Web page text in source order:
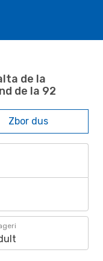
de la
de la 92
Zbor dus